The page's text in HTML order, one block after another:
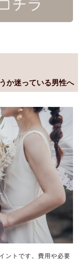
か迷っている男性へ
ントです。費用や必要